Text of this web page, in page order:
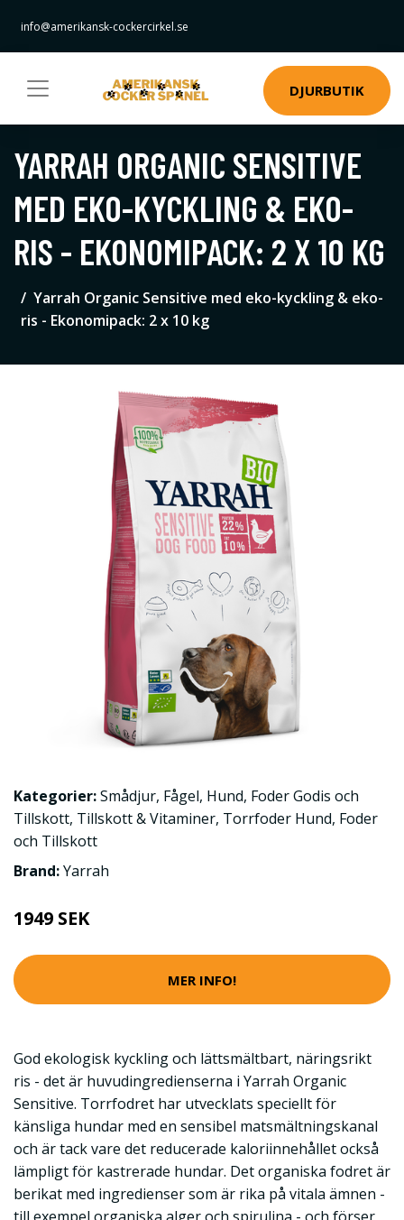
info@amerikansk-cockercirkel.se
DJURBUTIK
YARRAH ORGANIC SENSITIVE
MED EKO-KYCKLING & EKO-
RIS - EKONOMIPACK: 2 X 10 KG
Yarrah Organic Sensitive med eko-kyckling & eko-
ris - Ekonomipack: 2 x 10 kg
Kategorier:Smådjur, Fågel, Hund, Foder Godis och
Tillskott, Tillskott & Vitaminer, Torrfoder Hund, Foder
och Tillskott
Brand:Yarrah
1949 SEK
MER INFO!
God ekologisk kyckling och lättsmältbart, näringsrikt
ris - det är huvudingredienserna i Yarrah Organic
Sensitive. Torrfodret har utvecklats speciellt för
känsliga hundar med en sensibel matsmältningskanal
och är tack vare det reducerade kaloriinnehållet också
lämpligt för kastrerade hundar. Det organiska fodret är
berikat med ingredienser som är rika på vitala ämnen -